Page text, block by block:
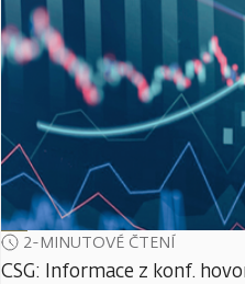
2-MINUTOVÉ ČTENÍ
CSG: Informace z konf.